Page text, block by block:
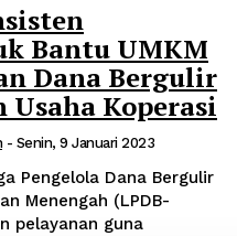
Bantu UMKM
Dana Bergulir
Koperasi
- Senin, 9 Januari 2023
Pengelola Dana Bergulir
Menengah (LPDB-
pelayanan guna